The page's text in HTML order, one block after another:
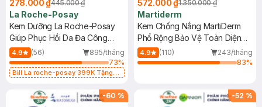
278.000 ₫445.000 ₫
La Roche-Posay
Kem Dưỡng La Roche-Posay
Giúp Phục Hồi Da Đa Công
Dụng 40ml
4.9 (56)
895/tháng
73%
Bill La roche-posay 399K Tặng
(SL có hạn)
572.000 ₫1.350.000 ₫
Martiderm
Kem Chống Nắng MartiDerm
Phổ Rộng Bảo Vệ Toàn Diện
40ml
4.9 (110)
243/tháng
83%
-60 % -52 %